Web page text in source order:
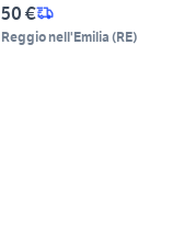
50 €
Reggio nell'Emilia (RE)